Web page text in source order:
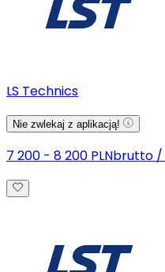
LS Technics
Nie zwlekaj z aplikacją!
7 200 - 8 200 PLNbrutto /